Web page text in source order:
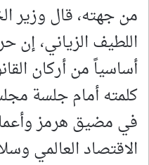
من جهته، قال وزير
اللطيف الزياني، إن
أساسياً من أركان
كلمته أمام جلسة
في مضيق هرمز
الاقتصاد العالمي